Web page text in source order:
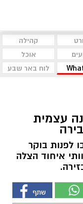
קהילה
אוכל
לוח באר שבע
עצמית
לפנות בוקר
עם כביש 6. צוותי איחוד הצלה